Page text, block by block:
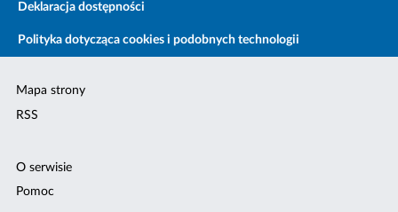
Deklaracja dostępności
Polityka dotycząca cookies i podobnych technologii
Mapa strony
RSS
O serwisie
Pomoc